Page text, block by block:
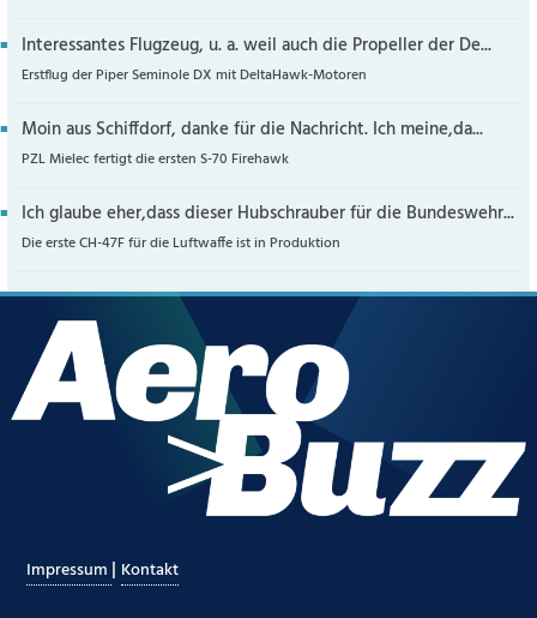
Interessantes Flugzeug, u. a. weil auch die Propeller der De...
Erstflug der Piper Seminole DX mit DeltaHawk-Motoren
Moin aus Schiffdorf, danke für die Nachricht. Ich meine,da...
PZL Mielec fertigt die ersten S-70 Firehawk
Ich glaube eher,dass dieser Hubschrauber für die Bundeswehr...
Die erste CH-47F für die Luftwaffe ist in Produktion
Impressum | Kontakt